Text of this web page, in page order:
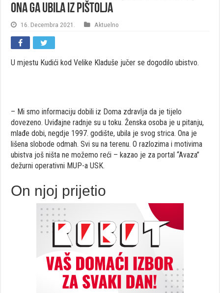
ona ga ubila iz pištolja
16. Decembra 2021. Aktuelno
U mjestu Kudići kod Velike Kladuše jučer se dogodilo ubistvo.
– Mi smo informaciju dobili iz Doma zdravlja da je tijelo
dovezeno. Uviđajne radnje su u toku. Ženska osoba je u pitanju,
mlađe dobi, negdje 1997. godište, ubila je svog strica. Ona je
lišena slobode odmah. Svi su na terenu. O razlozima i motivima
ubistva još ništa ne možemo reći – kazao je za portal “Avaza”
dežurni operativni MUP-a USK.
On njoj prijetio